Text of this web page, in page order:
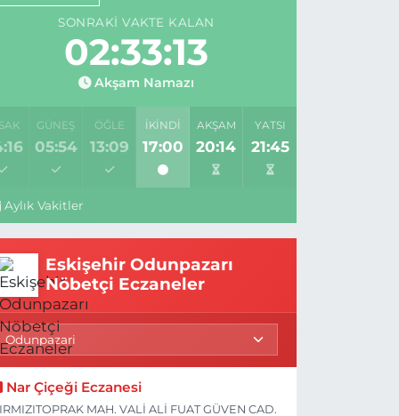
SONRAKI VAKTE KALAN
02:33:12
Akşam Namazı
GÜNEŞ
05:54
ÖĞLE
13:09
İKINDI
17:00
AKŞAM
20:14
YATSI
21:45
Aylık Vakitler
Eskişehir Odunpazarı
Nöbetçi Eczaneler
Nar Çiçeği Eczanesi
MAH. VALİ ALİ FUAT GÜVEN CAD.